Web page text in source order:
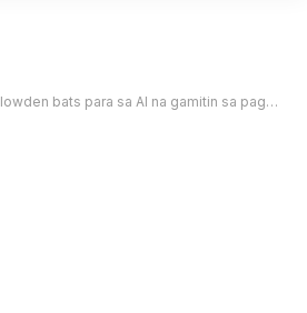
sa AI na gamitin sa paggawa ng mabuti nang hindi gaanong pinsala